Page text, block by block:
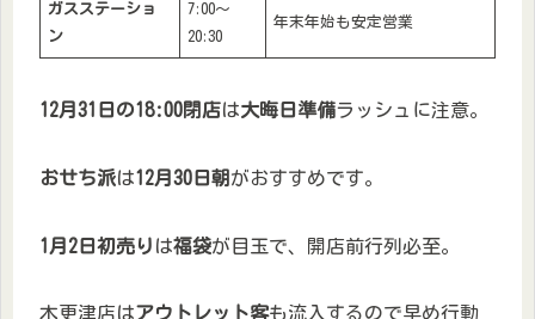
ガスステーショ
ン
7:00～
20:30
年末年始も安定営業
12月31日の18:00閉店は大晦日準備ラッシュに注意。
おせち派は12月30日朝 がおすすめです。
1月2日初売り は福袋が目玉で、開店前行列必至。
木更津店はアウトレット客も流入するので早め行動